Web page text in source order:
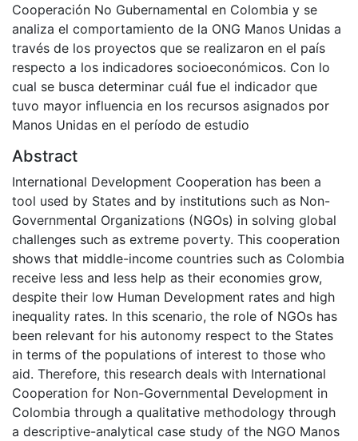
Cooperación No Gubernamental en Colombia y se
analiza el comportamiento de la ONG Manos Unidas a
través de los proyectos que se realizaron en el país
respecto a los indicadores socioeconómicos. Con lo
cual se busca determinar cuál fue el indicador que
tuvo mayor influencia en los recursos asignados por
Manos Unidas en el período de estudio
Abstract
International Development Cooperation has been a
tool used by States and by institutions such as Non-
Governmental Organizations (NGOs) in solving global
challenges such as extreme poverty. This cooperation
shows that middle-income countries such as Colombia
receive less and less help as their economies grow,
despite their low Human Development rates and high
inequality rates. In this scenario, the role of NGOs has
been relevant for his autonomy respect to the States
in terms of the populations of interest to those who
aid. Therefore, this research deals with International
Cooperation for Non-Governmental Development in
Colombia through a qualitative methodology through
a descriptive-analytical case study of the NGO Manos